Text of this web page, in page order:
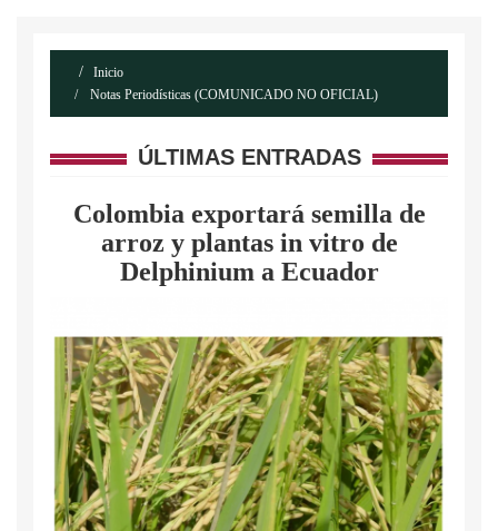
Inicio
Notas Periodísticas (COMUNICADO NO OFICIAL)
ÚLTIMAS ENTRADAS
Colombia exportará semilla de
arroz y plantas in vitro de
Delphinium a Ecuador